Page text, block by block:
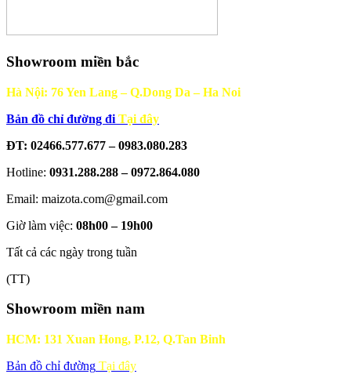
Showroom miền bắc
Hà Nội: 76 Yen Lang – Q.Dong Da – Ha Noi
Bản đồ chỉ đường đi Tại đây
ĐT: 02466.577.677 – 0983.080.283
Hotline: 0931.288.288 – 0972.864.080
Email: maizota.com@gmail.com
Giờ làm việc: 08h00 – 19h00
Tất cả các ngày trong tuần
(TT)
Showroom miền nam
HCM: 131 Xuan Hong, P.12, Q.Tan Binh
Bản đồ chỉ đường Tại đây